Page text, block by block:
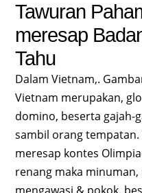
Tawuran
meresap
Tahu
Dalam Vietnam,.
Vietnam merupakan,
domino, beserta gajah-
sambil orang
meresap kontes
renang maka